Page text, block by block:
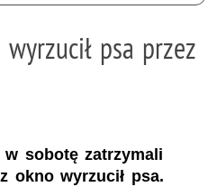
psa przez
sobotę zatrzymali
okno wyrzucił psa.